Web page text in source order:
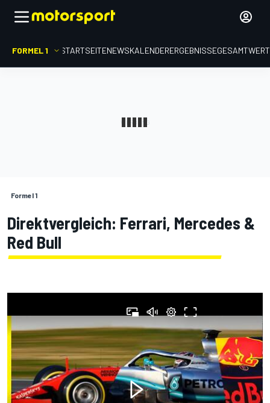
FORMEL 1 STARTSEITENEWSKALENDERERGEBNISSE
Formel 1
Direktvergleich: Ferrari, Mercedes &
Red Bull